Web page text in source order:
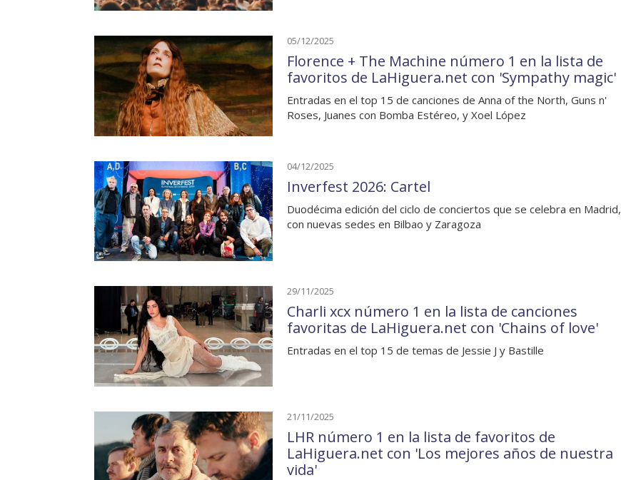
05/12/2025
Florence + The Machine número 1 en la lista de
favoritos de LaHiguera.net con 'Sympathy magic'
Entradas en el top 15 de canciones de Anna of the North, Guns n'
Roses, Juanes con Bomba Estéreo, y Xoel López
04/12/2025
Inverfest 2026: Cartel
Duodécima edición del ciclo de conciertos que se celebra en Madrid,
con nuevas sedes en Bilbao y Zaragoza
29/11/2025
Charli xcx número 1 en la lista de canciones
favoritas de LaHiguera.net con 'Chains of love'
Entradas en el top 15 de temas de Jessie J y Bastille
21/11/2025
LHR número 1 en la lista de favoritos de
LaHiguera.net con 'Los mejores años de nuestra
vida'